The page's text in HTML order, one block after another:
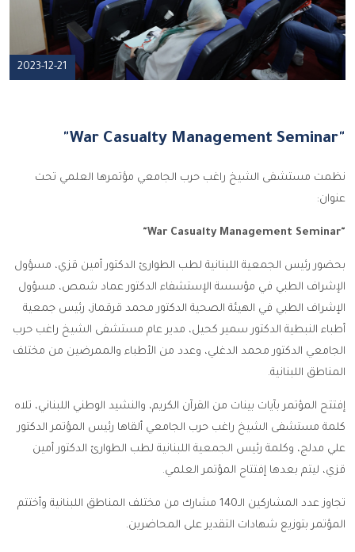
2023-12-21
"War Casualty Management Seminar"
نظمت مستشفى الشيخ راغب حرب الجامعي مؤتمرها العلمي تحت
عنوان:
"War Casualty Management Seminar"
بحضور رئيس الجمعية اللبنانية لطب الطوارئ الدكتور أمين قزي، مسؤول
الإشراف الطبي في مؤسسة الإستشفاء الدكتور عماد شمص، مسؤول
الإشراف الطبي في الهيئة الصحية الدكتور محمد قرقماز، رئيس جمعية
أطباء النبطية الدكتور سمير كحيل، مدير عام مستشفى الشيخ راغب حرب
الجامعي الدكتور محمد الدغلي، وعدد من الأطباء والممرضين من مختلف
المناطق اللبنانية.
إفتتح المؤتمر بآيات بينات من القرآن الكريم، والنشيد الوطني اللبناني، تلاه
كلمة مستشفى الشيخ راغب حرب الجامعي ألقاها رئيس المؤتمر الدكتور
علي مدلج، وكلمة رئيس الجمعية اللبنانية لطب الطوارئ الدكتور أمين
قزي، ليتم بعدها إفتتاح المؤتمر العلمي.
تجاوز عدد المشاركين الـ140 مشارك من مختلف المناطق اللبنانية وأختتم
المؤتمر بتوزيع شهادات التقدير على المحاضرين.